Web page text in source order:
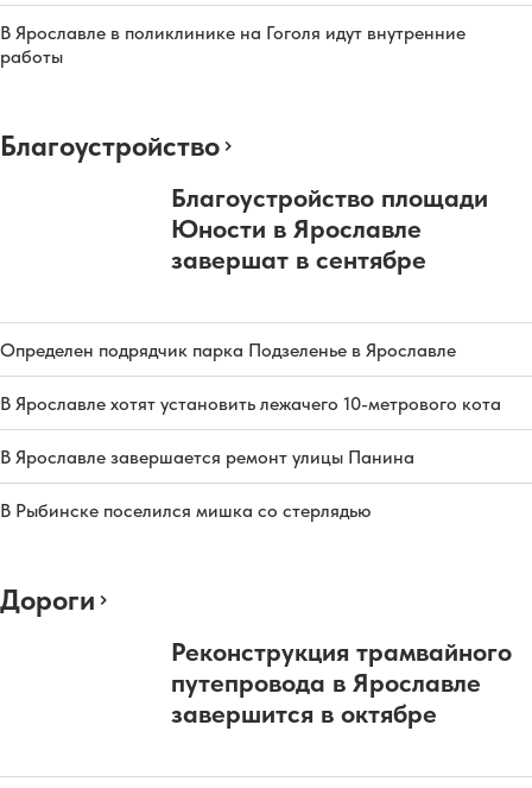
В Ярославле в поликлинике на Гоголя идут внутренние
работы
Благоустройство
Благоустройство площади
Юности в Ярославле
завершат в сентябре
Определен подрядчик парка Подзеленье в Ярославле
В Ярославле хотят установить лежачего 10-метрового кота
В Ярославле завершается ремонт улицы Панина
В Рыбинске поселился мишка со стерлядью
Дороги
Реконструкция трамвайного
путепровода в Ярославле
завершится в октябре